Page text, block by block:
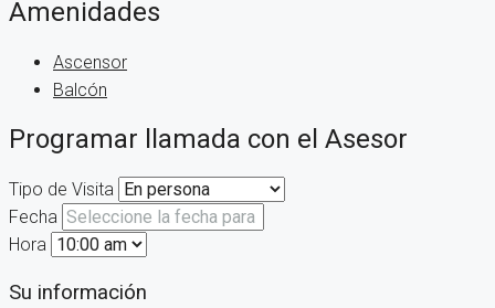
Amenidades
Ascensor
Balcón
Programar llamada con el Asesor
Tipo de Visita
Fecha
Hora
Su información